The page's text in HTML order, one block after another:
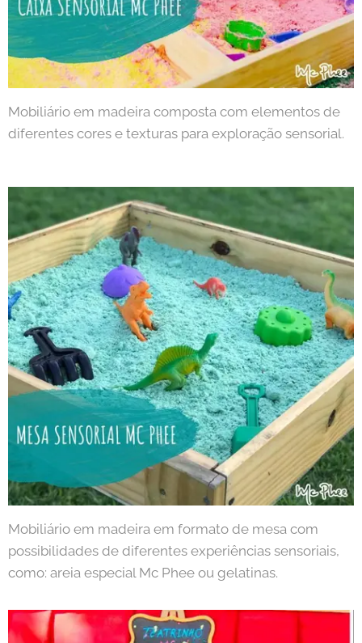
Mobiliário em madeira composta com elementos de
diferentes cores e texturas para exploração sensorial.
Mobiliário em madeira em formato de mesa com
possibilidades de diferentes experiências sensoriais,
como: areia especial Mc Phee ou gelatinas.